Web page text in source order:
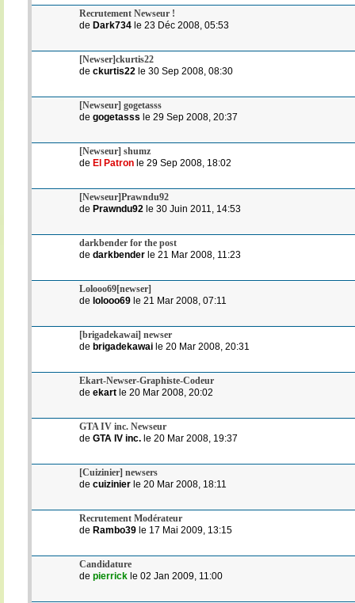
Recrutement Newseur !
de Dark734le 23 Déc 2008, 05:53
[Newser]ckurtis22
de ckurtis22le 30 Sep 2008, 08:30
[Newseur] gogetasss
de gogetasss le 29 Sep 2008, 20:37
[Newseur] shumz
de El Patronle 29 Sep 2008, 18:02
[Newseur]Prawndu92
de Prawndu92le 30 Juin 2011, 14:53
darkbender for the post
de darkbenderle 21 Mar 2008, 11:23
Lolooo69[newser]
de lolooo69le 21 Mar 2008, 07:11
[brigadekawai] newser
de brigadekawaile 20 Mar 2008, 20:31
Ekart-Newser-Graphiste-Codeur
de ekartle 20 Mar 2008, 20:02
GTA IV inc. Newseur
de GTA IV inc.le 20 Mar 2008, 19:37
[Cuizinier] newsers
de cuizinierle 20 Mar 2008, 18:11
Recrutement Modérateur
de Rambo39le 17 Mai 2009, 13:15
Candidature
de pierrickle 02 Jan 2009, 11:00